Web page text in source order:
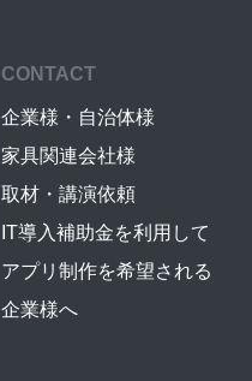
CONTACT
企業様・自治体様
家具関連会社様
取材・講演依頼
IT導入補助金を利用して
アプリ制作を希望される
企業様へ